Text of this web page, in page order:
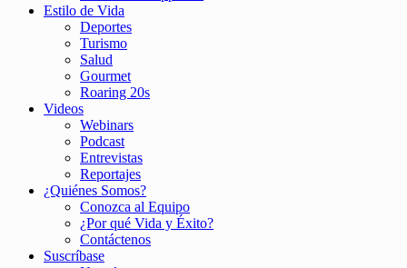
Estilo de Vida
Deportes
Turismo
Salud
Gourmet
Roaring 20s
Videos
Webinars
Podcast
Entrevistas
Reportajes
¿Quiénes Somos?
Conozca al Equipo
¿Por qué Vida y Éxito?
Contáctenos
Suscríbase